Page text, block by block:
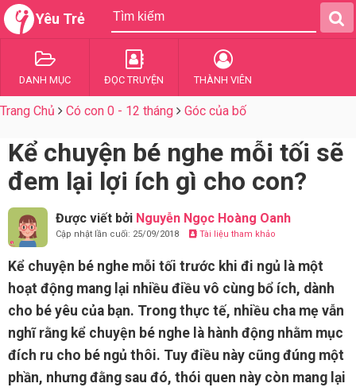
Yêu Trẻ
DANH MỤC ĐỌC TRUYỆN THÀNH VIÊN
Trang Chủ Có con 0 - 12 tháng Góc của bố
Kể chuyện bé nghe mỗi tối sẽ
đem lại lợi ích gì cho con?
Được viết bởi Nguyễn Ngọc Hoàng Oanh
Cập nhật lần cuối: 25/09/2018 Tài liệu tham khảo
Kể chuyện bé nghe mỗi tối trước khi đi ngủ là một
hoạt động mang lại nhiều điều vô cùng bổ ích, dành
cho bé yêu của bạn. Trong thực tế, nhiều cha mẹ vẫn
nghĩ rằng kể chuyện bé nghe là hành động nhằm mục
đích ru cho bé ngủ thôi. Tuy điều này cũng đúng một
phần, nhưng đằng sau đó, thói quen này còn mang lại